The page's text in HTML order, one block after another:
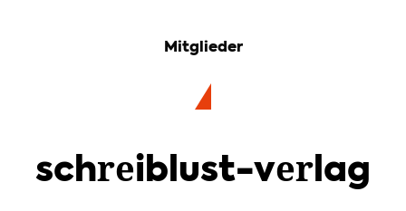
Mitglieder
schreiblust-verlag